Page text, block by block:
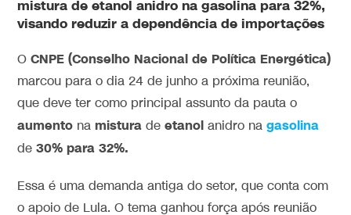
mistura deetanol anidro na gasolina para 32%,
visando reduzir a dependência de importações
OCNPE (Conselho Nacional de Política Energética)
marcou para o dia 24 de junho a próxima reunião,
que deve ter como principal assunto da pauta o
aumento namistura deetanol anidro nagasolina
de30% para 32%.
Essa é uma demanda antiga do setor, que conta com
o apoio de Lula. O tema ganhou força após reunião